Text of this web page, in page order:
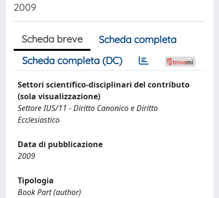
2009
Scheda breve
Scheda completa
Scheda completa (DC)
Settori scientifico-disciplinari del contributo
(sola visualizzazione)
Settore IUS/11 - Diritto Canonico e Diritto
Ecclesiastico
Data di pubblicazione
2009
Tipologia
Book Part (author)